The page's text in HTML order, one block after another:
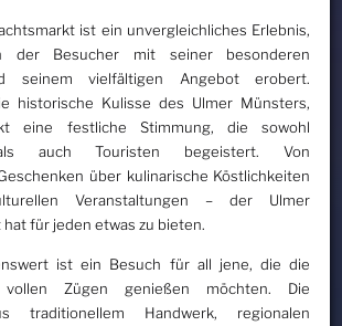
ist ein unvergleichliches Erlebnis,
der Besucher mit seiner besonderen
seinem vielfältigen Angebot erobert.
historische Kulisse des Ulmer Münsters,
eine festliche Stimmung, die sowohl
auch Touristen begeistert. Von
über kulinarische Köstlichkeiten
Veranstaltungen – der Ulmer
für jeden etwas zu bieten.
ist ein Besuch für all jene, die die
Zügen genießen möchten. Die
traditionellem Handwerk, regionalen